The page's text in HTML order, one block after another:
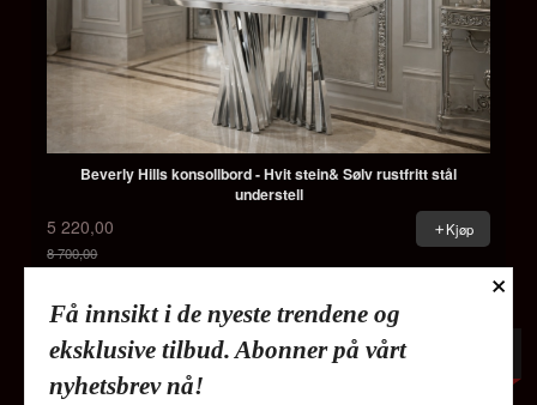
Beverly Hills konsollbord - Hvit stein& Sølv rustfritt stål
understell
5 220,00
8 700,00
Rabatt
Kjøp
×
Få innsikt i de nyeste trendene og
eksklusive tilbud. Abonner på vårt
nyhetsbrev nå!